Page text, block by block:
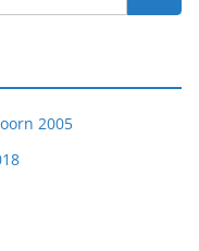
2005